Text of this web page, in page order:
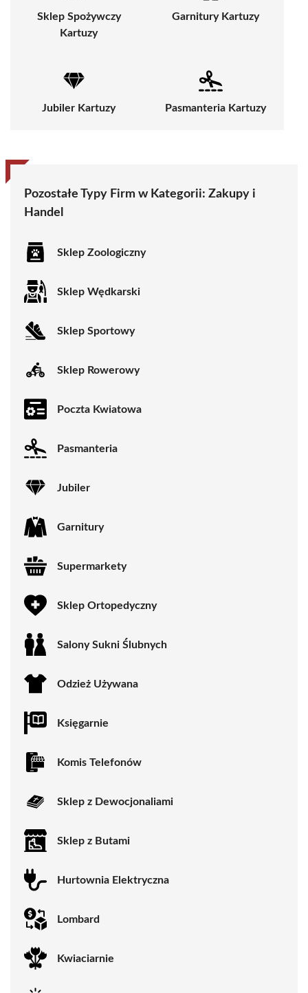
Sklep Spożywczy
Kartuzy
Garnitury Kartuzy
Jubiler Kartuzy Pasmanteria Kartuzy
Pozostałe Typy Firm w Kategorii: Zakupy i
Handel
Sklep Zoologiczny
Sklep Wędkarski
Sklep Sportowy
Sklep Rowerowy
Poczta Kwiatowa
Pasmanteria
Jubiler
Garnitury
Supermarkety
Sklep Ortopedyczny
Salony Sukni Ślubnych
Odzież Używana
Księgarnie
Komis Telefonów
Sklep z Dewocjonaliami
Sklep z Butami
Hurtownia Elektryczna
Lombard
Kwiaciarnie